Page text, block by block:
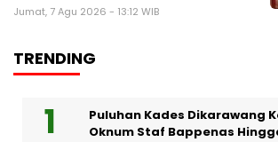
Jumat, 7 Agu 2026 - 13:12 WIB
TRENDING
Puluhan Kades Dikarawang
Oknum Staf Bappenas